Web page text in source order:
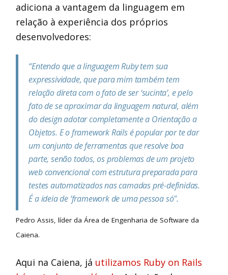
adiciona a vantagem da linguagem em
relação à experiência dos próprios
desenvolvedores:
“Entendo que a linguagem Ruby tem sua
expressividade, que para mim também tem
relação direta com o fato de ser ‘sucinta’, e pelo
fato de se aproximar da linguagem natural, além
do design adotar completamente a Orientação a
Objetos. E o framework Rails é popular por te dar
um conjunto de ferramentas que resolve boa
parte, senão todos, os problemas de um projeto
web convencional com estrutura preparada para
testes automatizados nas camadas pré-definidas.
É a ideia de ‘framework de uma pessoa só".
Pedro Assis, líder da Área de Engenharia de Software da
Caiena.
Aqui na Caiena, já utilizamos Ruby on Rails